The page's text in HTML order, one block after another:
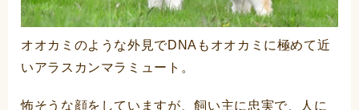
オオカミのような外見でDNAもオオカミに極めて近
いアラスカンマラミュート。
怖そうな顔をしていますが、飼い主に忠実で、人に